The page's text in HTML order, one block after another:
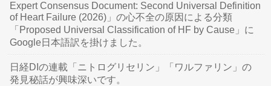
Expert Consensus Document: Second Universal Definition
of Heart Failure (2026)」の心不全の原因による分類
「Proposed Universal Classification of HF by Cause」に
Google日本語訳を掛けました。
日経DIの連載「ニトログリセリン」「ワルファリン」の
発見秘話が興味深いです。